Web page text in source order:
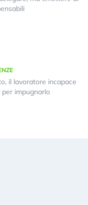
il lavoratore incapace
impugnarlo